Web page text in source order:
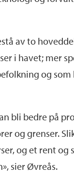
av to
i havet; mer
og
bli bedre på
og grenser.
og et rent og
sier Øvreås.